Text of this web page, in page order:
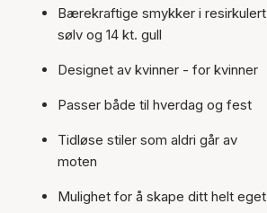
Bærekraftige smykker i resirkulert
sølv og 14 kt. gull
Designet av kvinner - for kvinner
Passer både til hverdag og fest
Tidløse stiler som aldri går av
moten
Mulighet for å skape ditt helt eget